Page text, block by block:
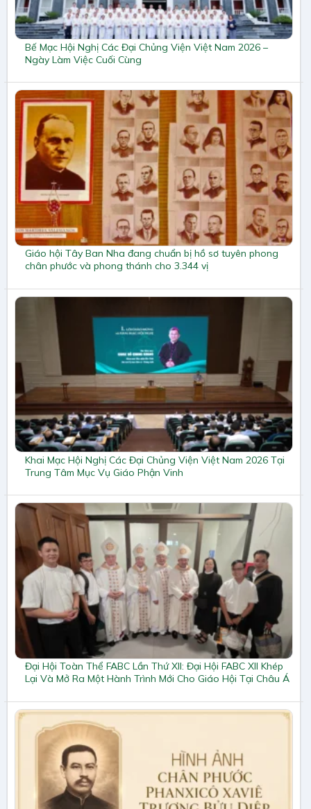
Bế Mạc Hội Nghị Các Đại Chủng Viện Việt Nam 2026 –
Ngày Làm Việc Cuối Cùng
Giáo hội Tây Ban Nha đang chuẩn bị hồ sơ tuyên phong
chân phước và phong thánh cho 3.344 vị
Khai Mạc Hội Nghị Các Đại Chủng Viện Việt Nam 2026 Tại
Trung Tâm Mục Vụ Giáo Phận Vinh
Đại Hội Toàn Thể FABC Lần Thứ XII: Đại Hội FABC XII Khép
Lại Và Mở Ra Một Hành Trình Mới Cho Giáo Hội Tại Châu Á